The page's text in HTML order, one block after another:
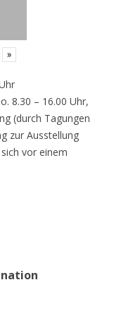
»
8.30 – 16.00 Uhr,
(durch Tagungen
zur Ausstellung
vor einem